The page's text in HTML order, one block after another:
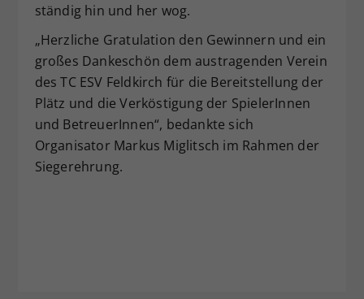
ständig hin und her wog.
„Herzliche Gratulation den Gewinnern und ein
großes Dankeschön dem austragenden Verein
des TC ESV Feldkirch für die Bereitstellung der
Plätz und die Verköstigung der SpielerInnen
und BetreuerInnen“, bedankte sich
Organisator Markus Miglitsch im Rahmen der
Siegerehrung.